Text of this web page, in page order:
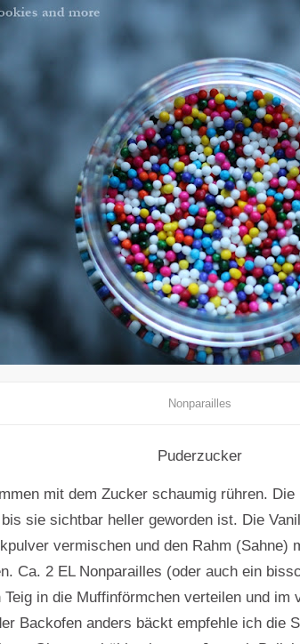
Nonparailles
Puderzucker
mit dem Zucker schaumig rühren.
sie sichtbar heller geworden ist. Die
vermischen und den Rahm (Sahne)
Ca. 2 EL Nonparailles (oder auch ein
Teig in die Muffinförmchen verteilen und im
Backofen anders bäckt empfehle ich die